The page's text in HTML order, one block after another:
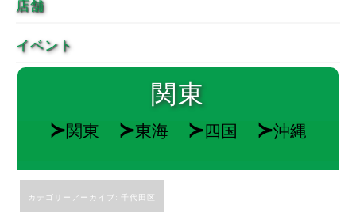
店舗
イベント
関東
≻関東 ≻東海 ≻四国 ≻沖縄
カテゴリーアーカイブ: 千代田区